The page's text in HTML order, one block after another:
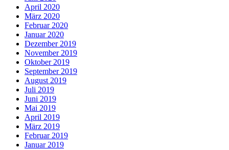
April 2020
März 2020
Februar 2020
Januar 2020
Dezember 2019
November 2019
Oktober 2019
September 2019
August 2019
Juli 2019
Juni 2019
Mai 2019
April 2019
März 2019
Februar 2019
Januar 2019